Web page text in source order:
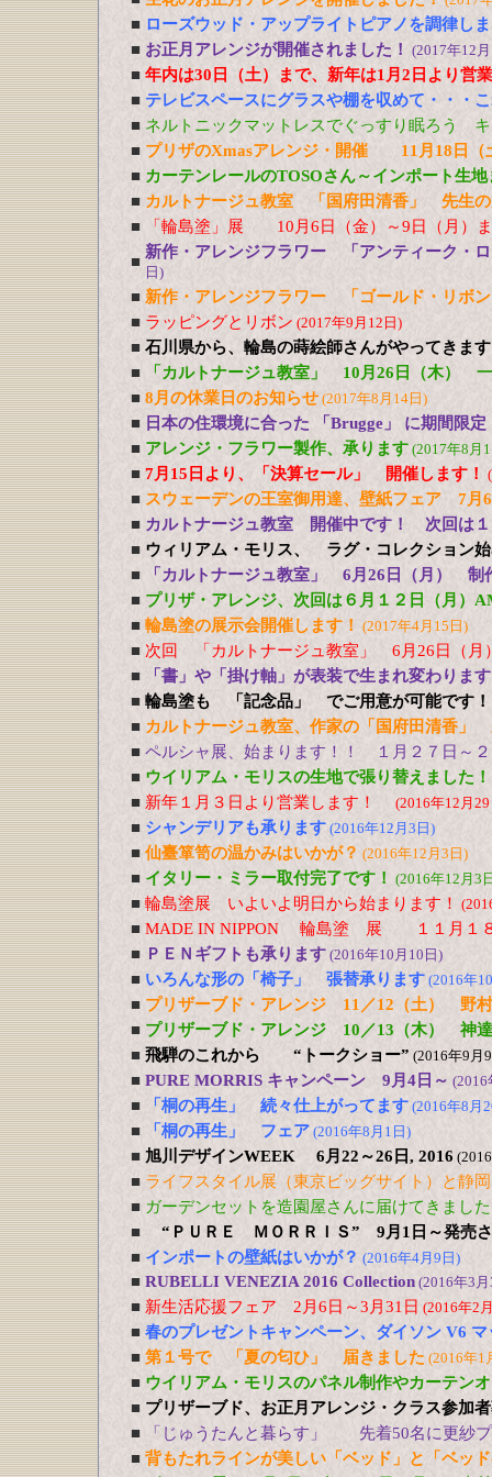
■ ローズウッド・アップライトピアノを調律し
■ お正月アレンジが開催されました！ (2017年12
■ 年内は30日（土）まで、新年は1月2日より営
■ テレビスペースにグラスや棚を収めて・・・
■ ネルトニックマットレスでぐっすり眠ろう
■ プリザのXmasアレンジ・開催 11月18日（
■ カーテンレールのTOSOさん～インポート生地
■ カルトナージュ教室 「国府田清香」 先生の
■
「輪島塗」展 10月6日（金）～9日（月）
■
新作・アレンジフラワー 「アンティーク・
日)
■ 新作・アレンジフラワー 「ゴールド・リボ
■ ラッピングとリボン (2017年9月12日)
■ 石川県から、輪島の蒔絵師さんがやってきま
■
「カルトナージュ教室」 10月26日（木）
■ 8月の休業日のお知らせ (2017年8月14日)
■ 日本の住環境に合った 「Brugge」 に期間限
■ アレンジ・フラワー製作、承ります (2017年8月
■ 7月15日より、「決算セール」 開催します！
■ スウェーデンの王室御用達、壁紙フェア 7月
■ カルトナージュ教室 開催中です！ 次回は１
■ ウィリアム・モリス、 ラグ・コレクション
■
「カルトナージュ教室」 6月26日（月） 制
■ プリザ・アレンジ、次回は６月１２日（月）
■ 輪島塗の展示会開催します！ (2017年4月15日)
■ 次回 「カルトナージュ教室」 6月26日（
■
「書」や「掛け軸」が表装で生まれ変わりま
■ 輪島塗も 「記念品」 でご用意が可能です！
■ カルトナージュ教室、作家の「国府田清香
■ ペルシャ展、始まります！！ １月２７日～
■ ウイリアム・モリスの生地で張り替えました！
■ 新年１月３日より営業します！ (2016年12月
■ シャンデリアも承ります (2016年12月3日)
■ 仙臺箪笥の温かみはいかが？ (2016年12月3日)
■ イタリー・ミラー取付完了です！ (2016年12月3
■ 輪島塗展 いよいよ明日から始まります！
■ MADE IN NIPPON 輪島塗 展 １１月１８
■
ＰＥＮギフトも承ります (2016年10月10日)
■ いろんな形の「椅子」 張替承ります (2016年
■ プリザーブド・アレンジ 11／12（土） 野
■ プリザーブド・アレンジ 10／13（木） 神
■ 飛騨のこれから “トークショー” (2016年9月
■ PURE MORRIS キャンペーン 9月4日～ (2016
■ 「桐の再生」 続々仕上がってます (2016年8月
■ 「桐の再生」 フェア (2016年8月1日)
■ 旭川デザインWEEK 6月22～26日, 2016
■ ライフスタイル展（東京ビッグサイト）と静
■ ガーデンセットを造園屋さんに届けてきまし
■
“ＰＵＲＥ ＭＯＲＲＩＳ” 9月1日～発売
■ インポートの壁紙はいかが？ (2016年4月9日)
■ RUBELLI VENEZIA 2016 Collection (2016年3
■ 新生活応援フェア 2月6日～3月31日 (2016年2
■ 春のプレゼントキャンペーン、ダイソン V6
■ 第１号で 「夏の匂ひ」 届きました (2016年1
■ ウイリアム・モリスのパネル制作やカーテン
■ プリザーブド、お正月アレンジ・クラス参加
■
「じゅうたんと暮らす」 先着50名に更紗プ
■ 背もたれラインが美しい「ベッド」と「ベッ